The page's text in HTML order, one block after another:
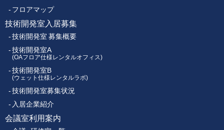
ッ
タ
ー
メ
ニ
ュ
フロアマップ
技術開発室入居募集
技術開発室 募集概要
技術開発室A
(OAフロア仕様レンタルオフィス)
技術開発室B
(ウェット仕様レンタルラボ)
技術開発室募集状況
入居企業紹介
会議室利用案内